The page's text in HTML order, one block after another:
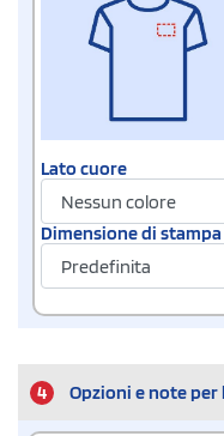
Lato cuore
Dimensione di stampa
4 Opzioni e note per